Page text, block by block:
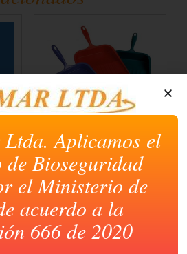
RECOGEDORES
Aplicamos el
Bioseguridad
el Ministerio de
acuerdo a la
666 de 2020